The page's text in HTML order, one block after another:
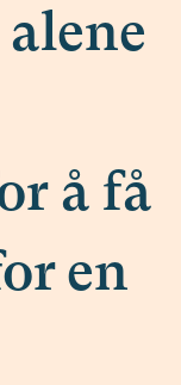
å få
en